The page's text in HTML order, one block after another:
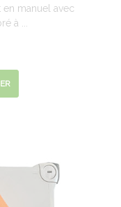
manuel avec
à ...